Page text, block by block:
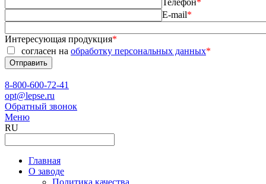
E-mail*
Интересующая продукция*
согласен на обработку персональных данных*
8-800-600-72-41
opt@lepse.ru
Обратный звонок
Меню
RU
Главная
О заводе
Политика качества